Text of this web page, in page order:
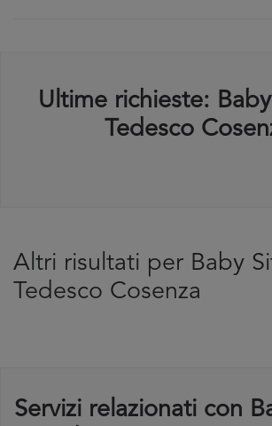
Ultime richieste:
Tedesco
Altri risultati per Baby
Tedesco Cosenza
Servizi relazionati con